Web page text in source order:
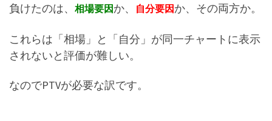
負けたのは、 相場要因 か、 自分要因 か、その両方か。
これらは「相場」と「自分」が同一チャートに表示
されないと評価が難しい。
なのでPTVが必要な訳です。